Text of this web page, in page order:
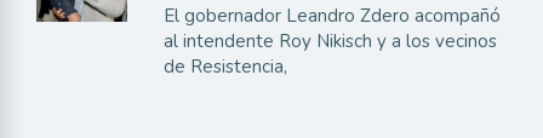
El gobernador Leandro Zdero acompañó
al intendente Roy Nikisch y a los vecinos
de Resistencia,